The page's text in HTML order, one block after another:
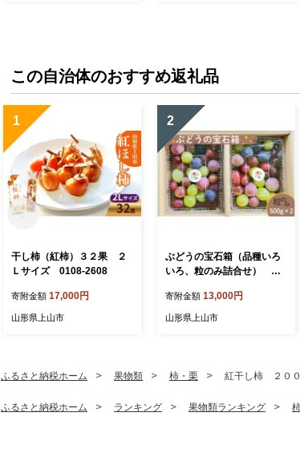
この自治体のおすすめ返礼品
1
干し柿（紅柿）３２果 ２
Ｌサイズ 0108-2608
寄附金額 17,000円
山形県上山市
2
ぶどうの宝石箱（品種いろ
いろ、粒のみ詰合せ） ５
03
寄附金額 13,000円
山形県上山市
ふるさと納税ホーム 果物類 柿・栗 紅干し柿 ２０
ふるさと納税ホーム ランキング 果物類ランキング